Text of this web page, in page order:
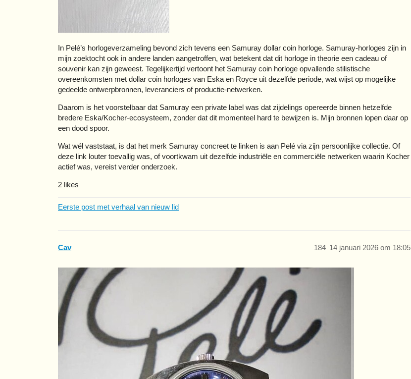
In Pelé’s horlogeverzameling bevond zich tevens een Samuray dollar coin horloge. Samuray-horloges zijn in
mijn zoektocht ook in andere landen aangetroffen, wat betekent dat dit horloge in theorie een cadeau of
souvenir kan zijn geweest. Tegelijkertijd vertoont het Samuray coin horloge opvallende stilistische
overeenkomsten met dollar coin horloges van Eska en Royce uit dezelfde periode, wat wijst op mogelijke
gedeelde ontwerpbronnen, leveranciers of productie-netwerken.
Daarom is het voorstelbaar dat Samuray een private label was dat zijdelings opereerde binnen hetzelfde
bredere Eska/Kocher-ecosysteem, zonder dat dit momenteel hard te bewijzen is. Mijn bronnen lopen daar op
een dood spoor.
Wat wél vaststaat, is dat het merk Samuray concreet te linken is aan Pelé via zijn persoonlijke collectie. Of
deze link louter toevallig was, of voortkwam uit dezelfde industriële en commerciële netwerken waarin Kocher
actief was, vereist verder onderzoek.
2 likes
Eerste post met verhaal van nieuw lid
Cav 14 januari 2026 om 18:05
184